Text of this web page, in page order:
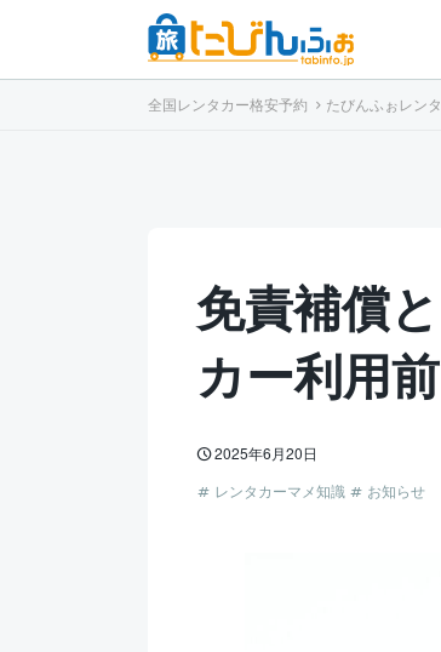
全国レンタカー格安予約 たびんふぉレン
免責補償
カー利用
2025年6月20日
レンタカーマメ知識
お知らせ